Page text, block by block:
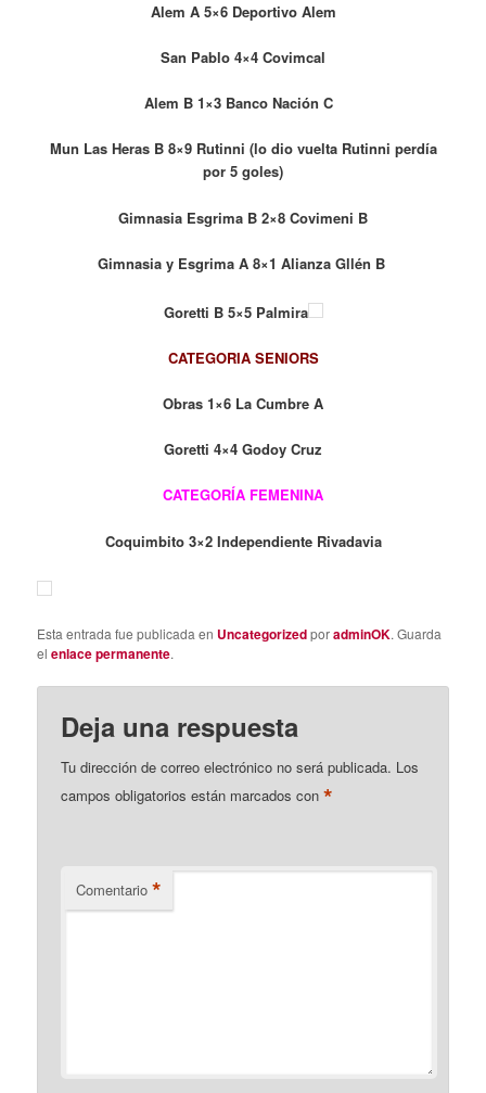
Alem A 5×6 Deportivo Alem
San Pablo 4×4 Covimcal
Alem B 1×3 Banco Nación C
Mun Las Heras B 8×9 Rutinni (lo dio vuelta Rutinni perdía
por 5 goles)
Gimnasia Esgrima B 2×8 Covimeni B
Gimnasia y Esgrima A 8×1 Alianza Gllén B
Goretti B 5×5 Palmira
CATEGORIA SENIORS
Obras 1×6 La Cumbre A
Goretti 4×4 Godoy Cruz
CATEGORÍA FEMENINA
Coquimbito 3×2 Independiente Rivadavia
Esta entrada fue publicada en UncategorizedporadminOK. Guarda
elenlace permanente.
Deja una respuesta
Tu dirección de correo electrónico no será publicada. Los
campos obligatorios están marcados con*
Comentario *